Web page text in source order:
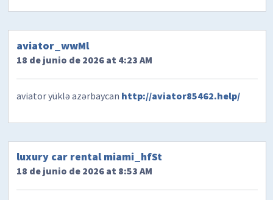
aviator_wwMl
18 de junio de 2026 at 4:23 AM
aviator yüklə azərbaycan http://aviator85462.help/
luxury car rental miami_hfSt
18 de junio de 2026 at 8:53 AM